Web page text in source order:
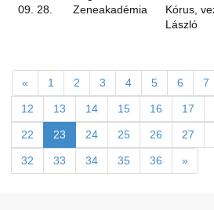
09. 28.
Zeneakadémia
Kórus,
László
« 1 2 3 4 5 6 7
12 13 14 15 16 17
22 23 24 25 26 27
32 33 34 35 36 »